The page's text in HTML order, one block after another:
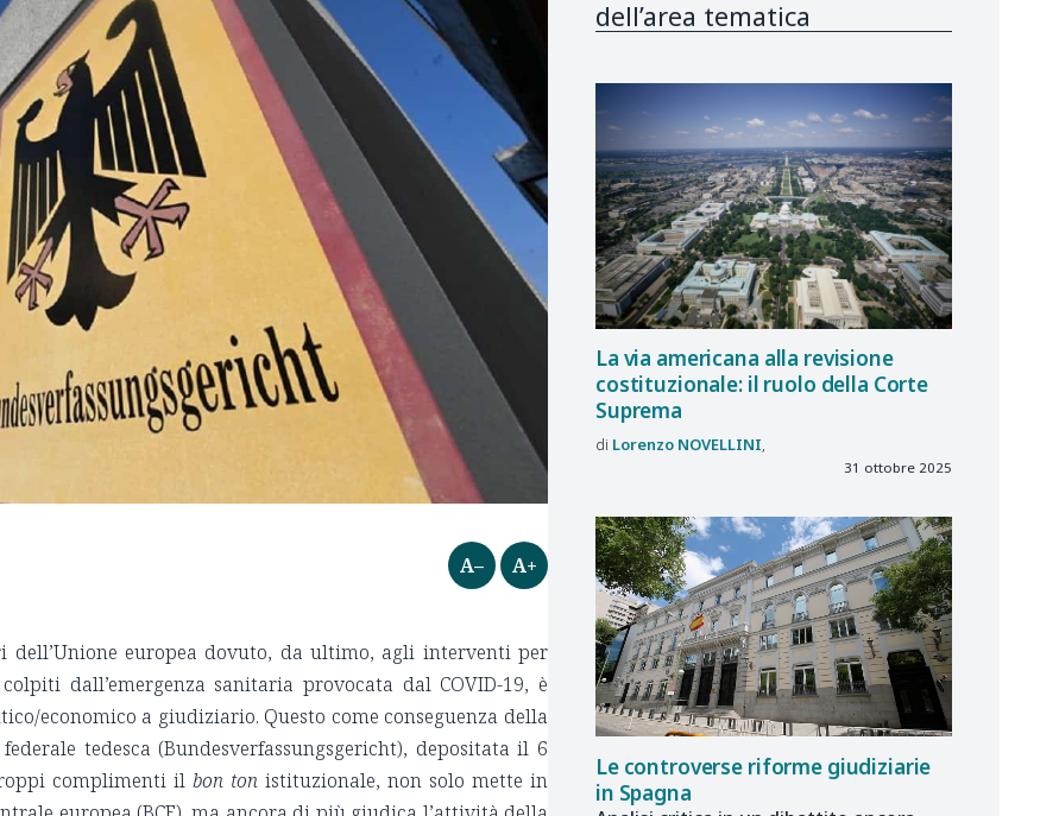
A– A+
europea dovuto, da ultimo, agli interventi per
dall’emergenza sanitaria provocata dal COVID-19, è
economico a giudiziario. Questo come conseguenza della
tedesca (Bundesverfassungsgericht), depositata il 6
complimenti il bon tonistituzionale, non solo mette in
dell’area tematica
La via americana alla revisione
costituzionale: il ruolo della Corte
Suprema
Lorenzo NOVELLINI
31 ottobre 2025
Le controverse riforme giudiziarie
in Spagna